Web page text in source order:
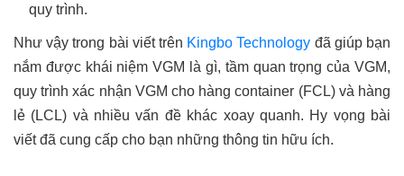
quy trình.
Như vậy trong bài viết trên Kingbo Technology đã giúp bạn
nắm được khái niệm VGM là gì, tầm quan trọng của VGM,
quy trình xác nhận VGM cho hàng container (FCL) và hàng
lẻ (LCL) và nhiều vấn đề khác xoay quanh. Hy vọng bài
viết đã cung cấp cho bạn những thông tin hữu ích.